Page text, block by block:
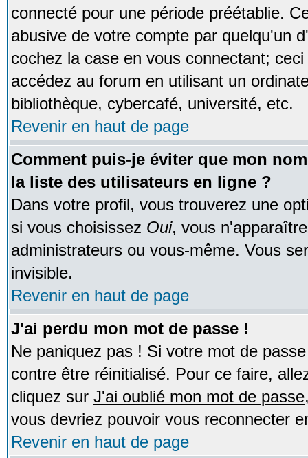
connecté pour une période préétablie.
abusive de votre compte par quelqu'un
cochez la case en vous connectant;
accédez au forum en utilisant un
bibliothèque, cybercafé, université, etc.
Revenir en haut de page
Comment puis-je éviter que mon
la liste des utilisateurs en ligne ?
Dans votre profil, vous trouverez une
si vous choisissez Oui, vous
administrateurs ou vous-même. Vous
invisible.
Revenir en haut de page
J'ai perdu mon mot de passe !
Ne paniquez pas ! Si votre mot de
contre être réinitialisé. Pour ce faire,
cliquez sur J'ai oublié mon mot de passe
vous devriez pouvoir vous reconnecter
Revenir en haut de page